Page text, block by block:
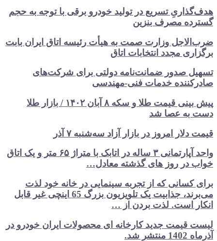
تسریع در تولید خودرو‌ برقی با توجه به حجم
مصرف‌ بنزین‌
وزارت صمت به هیأت رئیسه اتاق‌ ایران بابت
مجدد انتخابات اتاق
صدور ضمانت‌نامه دولتی برای شرکت‌های
خدمات فنی-مهندسی
پیش بینی قیمت طلا و سکه ۸ آبان ۱۴۰۲ / بازار طلا
به عصا شد
امروز در بازار آزاد سه‌شنبه ۷ آذر
واحد آپارتمانی ۳ ساله در اتابک با متراژ ۶۵ متر و یک اتاق
در روز های گذشته معادل…
کسانی که از تجربه سینمایی در خانه خود لذت
می‌برند، جذابیت یک تلویزیون بزرگ 65 اینچی غیر قابل
است. لذت بردن از …
قیمت جدید کارخانه ای محصولات ایران خودرو در
شد.